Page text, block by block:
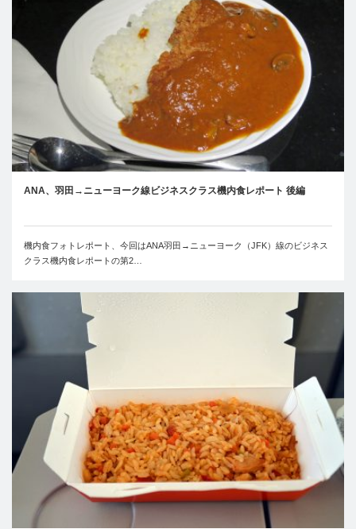
ANA、羽田→ニューヨーク線ビジネスクラス機内食レポート 後編
機内食フォトレポート、今回はANA羽田→ニューヨーク（JFK）線のビジネス
クラス機内食レポートの第2…